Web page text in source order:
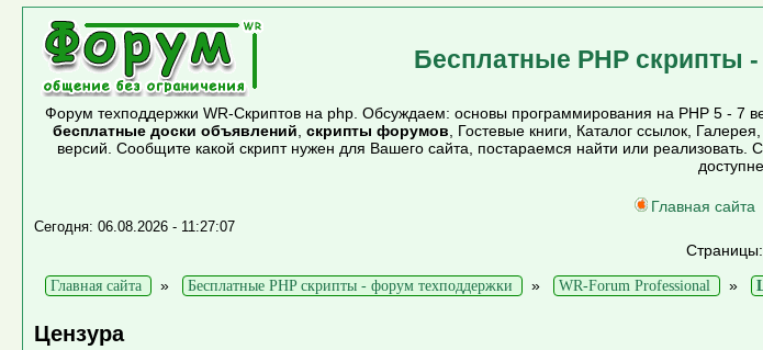
Бесплатные PHP скрипты
Форум техподдержки WR-Скриптов на php. Обсуждаем: основы программирования на PHP 5 - 7
бесплатные доски объявлений скрипты форумов , Гостевые книги, Каталог ссылок, Галерея,
версий. Сообщите какой скрипт нужен для Вашего сайта, постараемся найти или
Главная сайта
Сегодня: 06.08.2026 - 11:27:07
Страницы:
Главная сайта » Бесплатные PHP скрипты - форум техподдержки » WR-Forum Professional »
Цензура